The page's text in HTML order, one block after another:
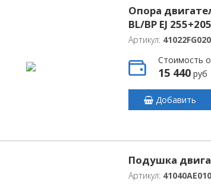
Опора
BL/BP EJ 255+205
Артикул: 41022FG020
Стоимость
15 440руб
Добавить
Подушка
Артикул: 41040AE010